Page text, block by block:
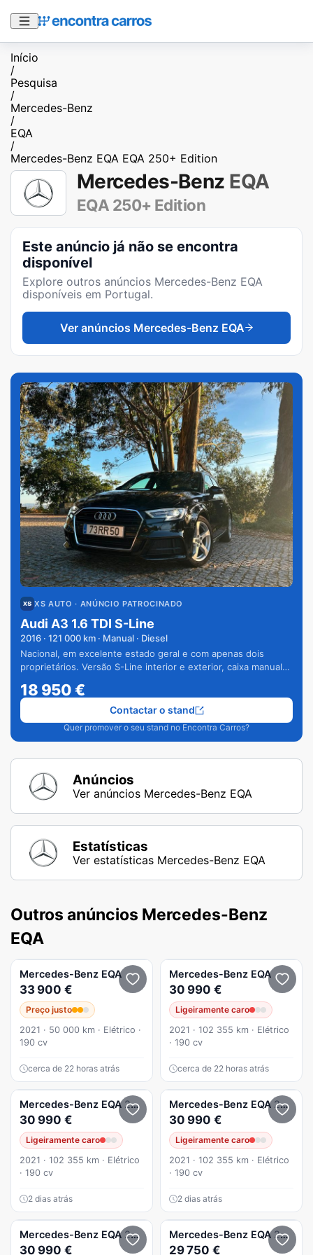
Início
/
Pesquisa
/
Mercedes-Benz
/
EQA
/
Mercedes-Benz EQA EQA 250+ Edition
Mercedes-Benz EQA
EQA 250+ Edition
Este anúncio já não se encontra
disponível
Explore outros anúncios Mercedes-Benz EQA
disponíveis em Portugal.
Ver anúncios Mercedes-Benz EQA
XS AUTO · ANÚNCIO PATROCINADO
Audi A3 1.6 TDI S-Line
2016 · 121 000 km · Manual · Diesel
Nacional, em excelente estado geral e com apenas dois
proprietários. Versão S-Line interior e exterior, caixa manual
18 950€
Quer promover o seu stand no Encontra Carros?
Contactar o stand
Anúncios
Ver anúncios Mercedes-Benz EQA
Estatísticas
Ver estatísticas Mercedes-Benz EQA
Outros anúncios Mercedes-Benz
EQA
Mercedes-Benz EQA
33 900 €
Preço justo
2021 · 50 000 km · Elétrico ·
190 cv
cerca de 22 horas atrás
Mercedes-Benz EQA
30 990 €
Ligeiramente caro
2021 · 102 355 km · Elétrico
· 190 cv
cerca de 22 horas atrás
Mercedes-Benz EQA 250 AMG Line
30 990 €
Ligeiramente caro
2021 · 102 355 km · Elétrico
· 190 cv
2 dias atrás
Mercedes-Benz EQA 250 AMG Line
30 990 €
Ligeiramente caro
2021 · 102 355 km · Elétrico
· 190 cv
2 dias atrás
Mercedes-Benz EQA 250 AMG Line
30 990 €
Mercedes-Benz EQA 250 Progressive
29 750 €